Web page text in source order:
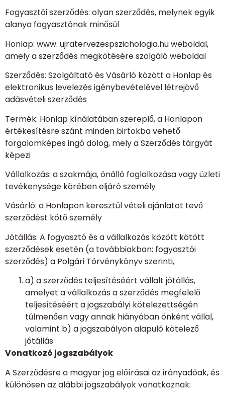
Fogyasztói szerződés: olyan szerződés, melynek egyik
alanya fogyasztónak minősül
Honlap: www. ujratervezespszichologia.hu weboldal,
amely a szerződés megkötésére szolgáló weboldal
Szerződés: Szolgáltató és Vásárló között a Honlap és
elektronikus levelezés igénybevételével létrejövő
adásvételi szerződés
Termék: Honlap kínálatában szereplő, a Honlapon
értékesítésre szánt minden birtokba vehető
forgalomképes ingó dolog, mely a Szerződés tárgyát
képezi
Vállalkozás: a szakmája, önálló foglalkozása vagy üzleti
tevékenysége körében eljáró személy
Vásárló: a Honlapon keresztül vételi ajánlatot tevő
szerződést kötő személy
Jótállás: A fogyasztó és a vállalkozás között kötött
szerződések esetén (a továbbiakban: fogyasztói
szerződés) a Polgári Törvénykönyv szerinti,
a) a szerződés teljesítéséért vállalt jótállás,
amelyet a vállalkozás a szerződés megfelelő
teljesítéséért a jogszabályi kötelezettségén
túlmenően vagy annak hiányában önként vállal,
valamint b) a jogszabályon alapuló kötelező
jótállás
Vonatkozó jogszabályok
A Szerződésre a magyar jog előírásai az irányadóak, és
különösen az alábbi jogszabályok vonatkoznak: